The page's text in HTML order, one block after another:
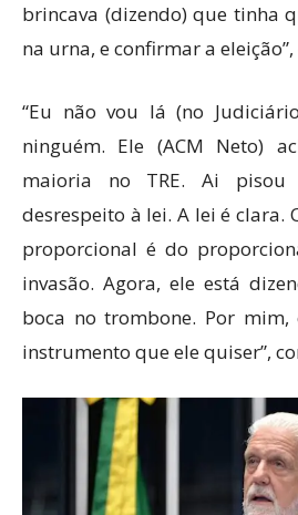
brincava (dizendo) que tinha
na urna, e confirmar a
“Eu não vou lá (no
ninguém. Ele (ACM Neto)
maioria no TRE. Ai pisou
desrespeito à lei. A lei é clara.
proporcional é do
invasão. Agora, ele está
boca no trombone. Por
instrumento que ele quiser”,